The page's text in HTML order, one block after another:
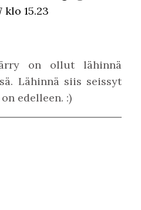
klo 15.23
on ollut lähinnä
Lähinnä siis seissyt
edelleen. :)